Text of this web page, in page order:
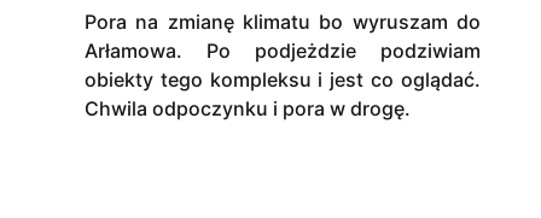
Pora na zmianę klimatu bo wyruszam do
Arłamowa. Po podjeżdzie podziwiam
obiekty tego kompleksu i jest co oglądać.
Chwila odpoczynku i pora w drogę.